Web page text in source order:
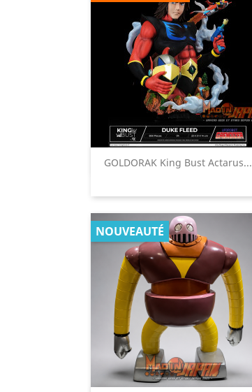
GOLDORAK King Bust Actarus...
Aperçu rapide
NOUVEAUTÉ